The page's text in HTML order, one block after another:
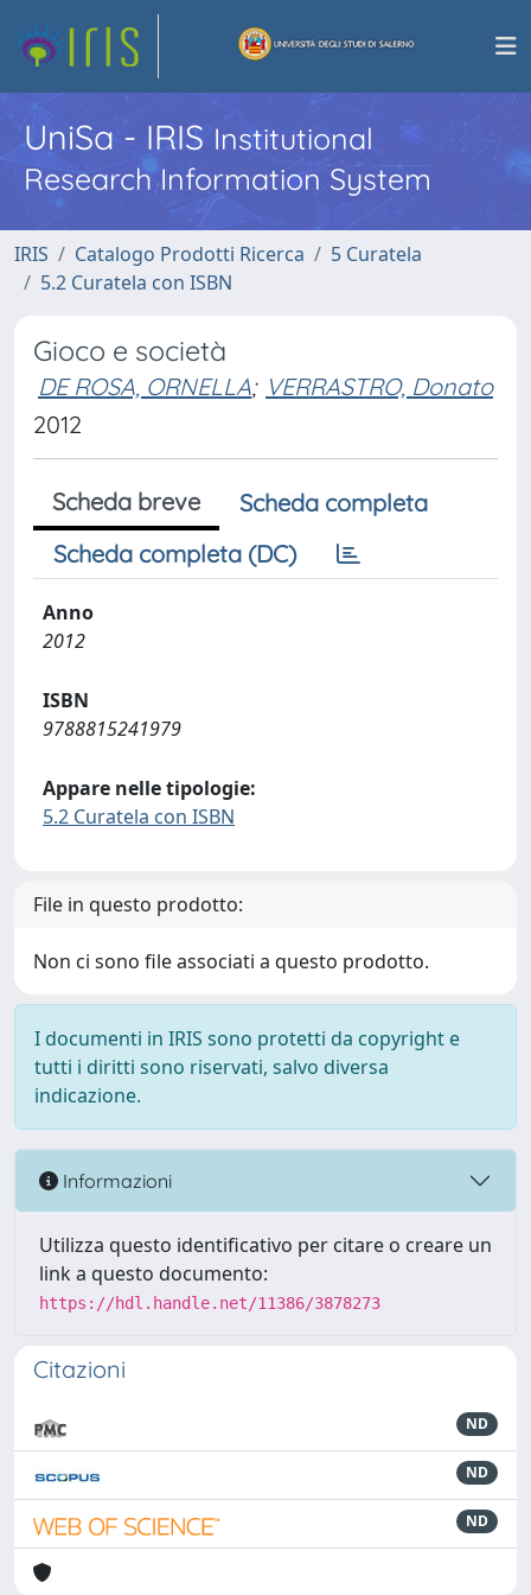
UniSa - IRISInstitutional
Research Information System
IRIS Catalogo Prodotti Ricerca
5 Curatela
5.2 Curatela con ISBN
Gioco e società
DE ROSA, ORNELLA; VERRASTRO, Donato
2012
Scheda breve
Scheda completa
Scheda completa (DC)
Anno
2012
ISBN
9788815241979
Appare nelle tipologie:
5.2 Curatela con ISBN
File in questo prodotto:
Non ci sono file associati a questo prodotto.
I documenti in IRIS sono protetti da copyright e
tutti i diritti sono riservati, salvo diversa
indicazione.
Informazioni
Utilizza questo identificativo per citare o creare un
link a questo documento:
https://hdl.handle.net/11386/3878273
Citazioni
ND
ND
ND